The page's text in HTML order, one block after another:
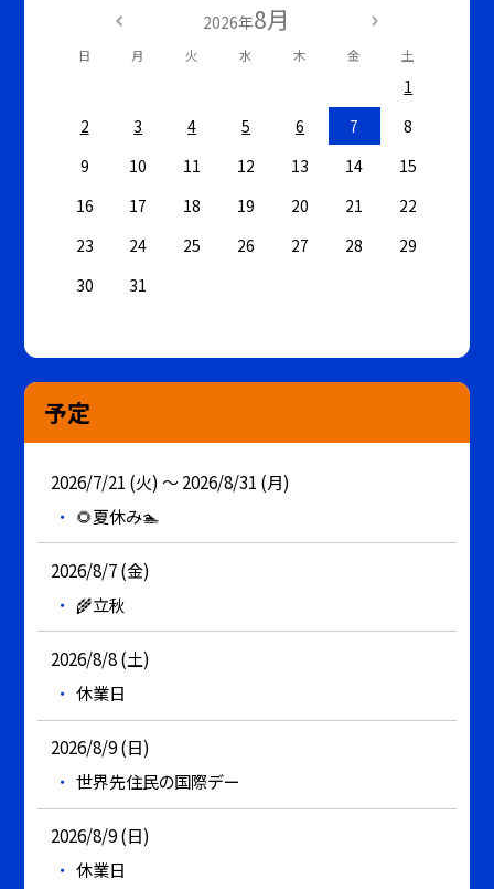
2026年8月
日 月 火 水 木 金 土
1
2
3 4 5 6 7
8
9
10 11 12 13 14
15
16
17 18 19 20 21
22
23
24 25 26 27 28
29
30
31
予定
2026/7/21 (火) ～ 2026/8/31 (月)
🌻夏休み🏊
2026/8/7 (金)
🌾立秋
2026/8/8 (土)
休業日
2026/8/9 (日)
世界先住民の国際デー
2026/8/9 (日)
休業日